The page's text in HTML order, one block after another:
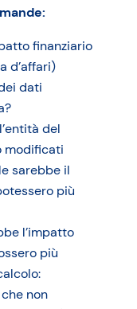
finanziario
d’affari)
dati
del
modificati
sarebbe il
più
l’impatto
più
non